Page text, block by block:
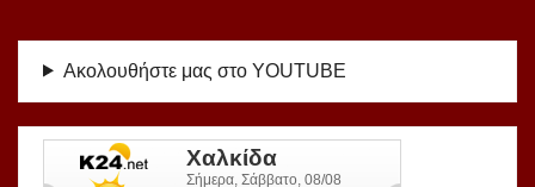
Ακολουθήστε μας στο YOUTUBE